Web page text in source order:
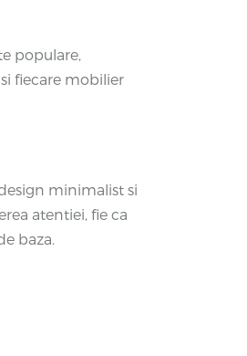
populare,
fiecare mobilier
minimalist si
atentiei, fie ca
baza.